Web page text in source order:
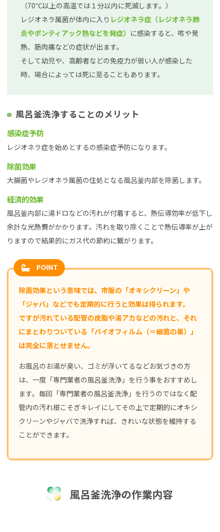
（70℃以上の高温では１分以内に死滅します。）
レジオネラ属菌が体内に入り レジオネラ症（レジオネラ肺
炎やポンティアック熱などを発症） に感染すると、咳や発
熱、筋肉痛などの症状が出ます。
そして幼児や、高齢者などの免疫力が弱い人が感染した
時、場合によっては死に至ることもあります。
風呂釜洗浄することのメリット
感染症予防
レジオネラ症を始めとするの感染症予防になります。
除菌効果
大腸菌やレジオネラ属菌の住処となる風呂釜内部を除菌します。
経済的効果
風呂釜内部に湯ドロなどの汚れが付着すると、熱伝導効率が低下し
余計な光熱費がかかります。汚れを取り除くことで熱伝導率が上が
りますので結果的にガス代の節約に繋がります。
POINT
除菌効果という意味では、市販の「オキシクリーン」や
「ジャバ」などでも定期的に行うと効果は得られます。
ですが汚れている配管の皮脂や湯アカなどの汚れと、それ
にまとわりついている「バイオフィルム（＝細菌の巣）」
は完全に落とせません。
お風呂のお湯が臭い、ゴミが浮いてるなどお気づきの方
は、一度「専門業者の風呂釜洗浄」を行う事をおすすめし
ます。毎回「専門業者の風呂釜洗浄」を行うのではなく配
管内の汚れ根こそぎキレイにしてその上で定期的にオキシ
クリーンやジャバで洗浄すれば、きれいな状態を維持する
ことができます。
風呂釜洗浄の作業内容